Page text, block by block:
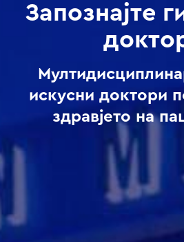
Запознајте
искусни доктори
здравјето на